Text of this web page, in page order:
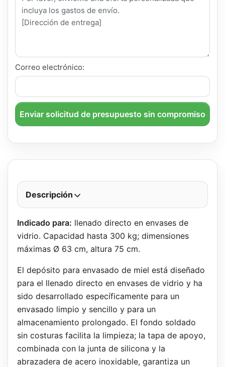
Correo electrónico:
Enviar solicitud de presupuesto sin compromiso
Descripción
Indicado para: llenado directo en envases de
vidrio. Capacidad hasta 300 kg; dimensiones
máximas Ø 63 cm, altura 75 cm.
El depósito para envasado de miel está diseñado
para el llenado directo en envases de vidrio y ha
sido desarrollado específicamente para un
envasado limpio y sencillo y para un
almacenamiento prolongado. El fondo soldado
sin costuras facilita la limpieza; la tapa de apoyo,
combinada con la junta de silicona y la
abrazadera de acero inoxidable, garantiza un